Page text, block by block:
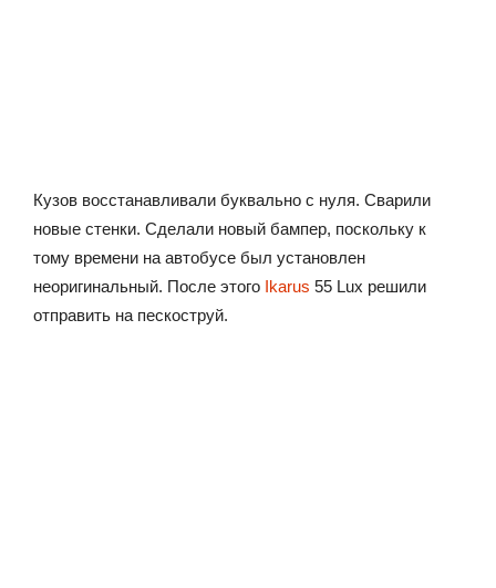
Кузов восстанавливали буквально с нуля. Сварили
новые стенки. Сделали новый бампер, поскольку к
тому времени на автобусе был установлен
неоригинальный. После этого Ikarus 55 Lux решили
отправить на пескоструй.